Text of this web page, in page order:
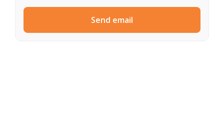
Send email